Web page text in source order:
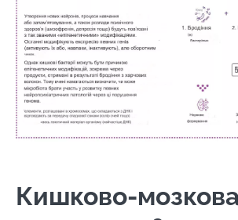
Кишково-мозкова